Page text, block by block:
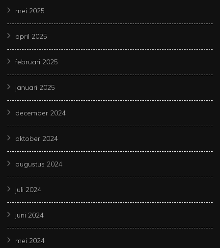
mei 2025
april 2025
februari 2025
januari 2025
december 2024
oktober 2024
augustus 2024
juli 2024
juni 2024
mei 2024